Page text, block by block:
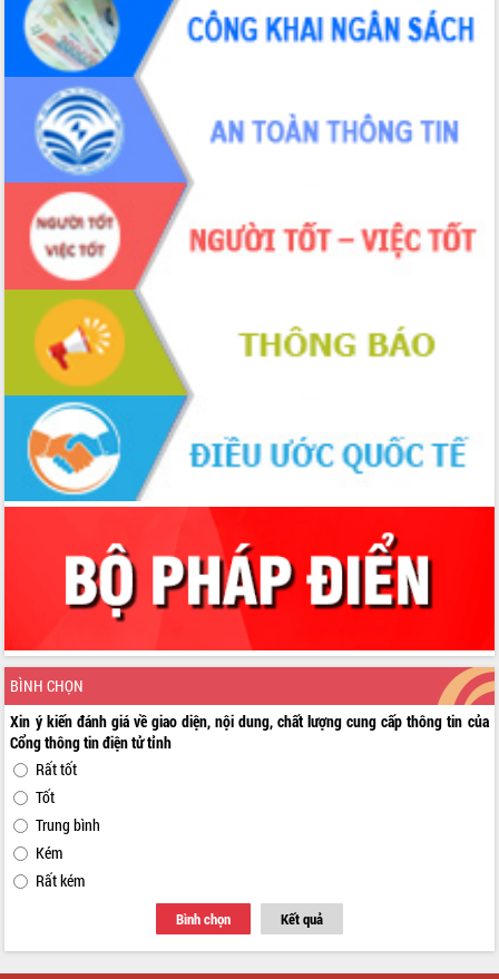
BÌNH CHỌN
Xin ý kiến đánh giá về giao diện, nội dung, chất lượng cung cấp thông tin của
Cổng thông tin điện tử tỉnh
Rất tốt
Tốt
Trung bình
Kém
Rất kém
Bình chọn Kết quả